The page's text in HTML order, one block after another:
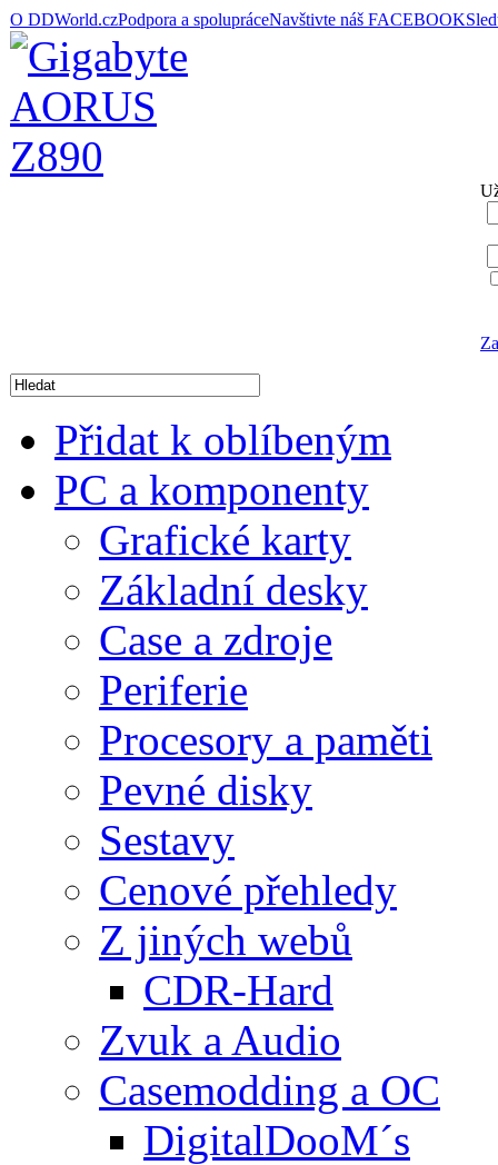
O DDWorld.czPodpora a spolupráceNavštivte náš FACEBOOK
Přidat k oblíbeným
PC a komponenty
Grafické karty
Základní desky
Case a zdroje
Periferie
Procesory a paměti
Pevné disky
Sestavy
Cenové přehledy
Z jiných webů
CDR-Hard
Zvuk a Audio
Casemodding a OC
DigitalDooM´s